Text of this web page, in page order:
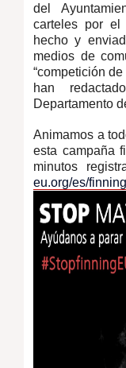
del
carteles por
hecho y
medios de
“competición
han
Departamento
Animamos a
esta campaña
minutos
eu.org/es/